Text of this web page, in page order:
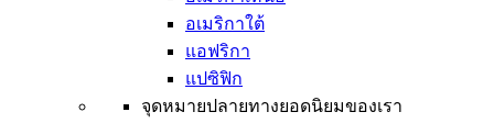
อเมริกาใต้
แอฟริกา
แปซิฟิก
จุดหมายปลายทางยอดนิยมของเรา